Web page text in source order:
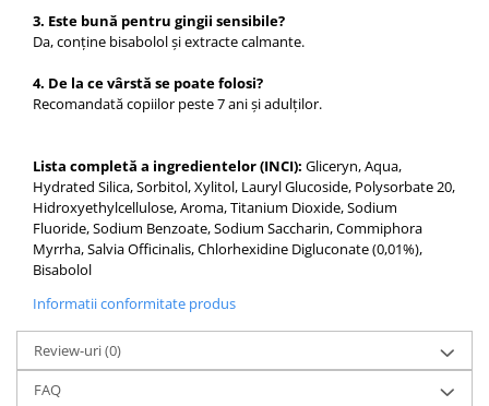
3. Este bună pentru gingii sensibile?
Da, conține bisabolol și extracte calmante.
4. De la ce vârstă se poate folosi?
Recomandată copiilor peste 7 ani și adulților.
Lista completă a ingredientelor (INCI): Gliceryn, Aqua,
Hydrated Silica, Sorbitol, Xylitol, Lauryl Glucoside, Polysorbate 20,
Hidroxyethylcellulose, Aroma, Titanium Dioxide, Sodium
Fluoride, Sodium Benzoate, Sodium Saccharin, Commiphora
Myrrha, Salvia Officinalis, Chlorhexidine Digluconate (0,01%),
Bisabolol
Informatii conformitate produs
Review-uri(0)
FAQ